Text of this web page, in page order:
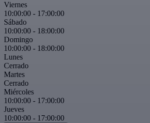
Viernes
10:00:00 - 17:00:00
Sábado
10:00:00 - 18:00:00
Domingo
10:00:00 - 18:00:00
Lunes
Cerrado
Martes
Cerrado
Miércoles
10:00:00 - 17:00:00
Jueves
10:00:00 - 17:00:00